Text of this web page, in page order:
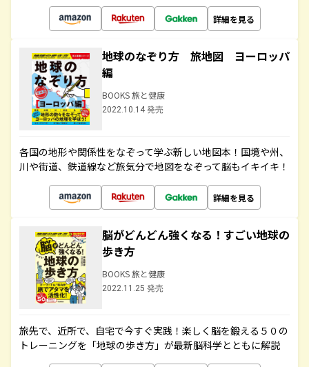
詳細を見る
地球のなぞり方 旅地図 ヨーロッパ
編
BOOKS 旅と健康
2022.10.14 発売
各国の地形や関係性をなぞって学ぶ新しい地図本！国境や州、
川や街道、鉄道線など旅気分で地図をなぞって脳もイキイキ！
詳細を見る
脳がどんどん強くなる！すごい地球の
歩き方
BOOKS 旅と健康
2022.11.25 発売
旅先で、近所で、自宅で今すぐ実践！楽しく脳を鍛える５０の
トレーニングを「地球の歩き方」が最新脳科学とともに解説